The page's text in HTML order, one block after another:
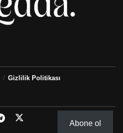
Gizlilik Politikası
Abone ol